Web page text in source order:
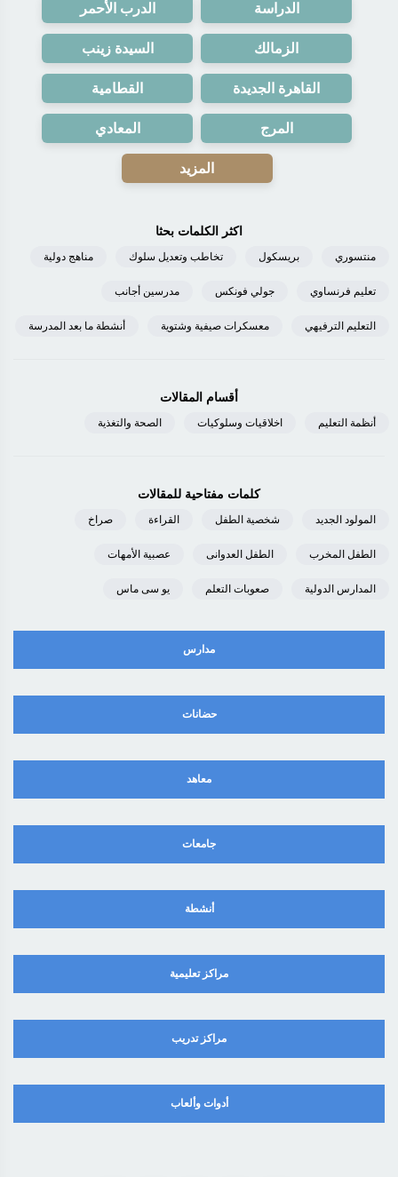
الدراسة الدرب الأحمر
الزمالك السيدة زينب
القاهرة الجديدة القطامية
المرج المعادي
المزيد
اكثر الكلمات بحثا
منتسوري بريسكول تخاطب وتعديل سلوك مناهج دولية
تعليم فرنساوي جولي فونكس مدرسين أجانب
التعليم الترفيهي معسكرات صيفية وشتوية أنشطة ما بعد المدرسة
أقسام المقالات
أنظمة التعليم اخلاقيات وسلوكيات الصحة والتغذية
كلمات مفتاحية للمقالات
المولود الجديد شخصية الطفل القراءة صراخ
الطفل المخرب الطفل العدوانى عصبية الأمهات
المدارس الدولية صعوبات التعلم يو سى ماس
مدارس
حضانات
معاهد
جامعات
أنشطة
مراكز تعليمية
مراكز تدريب
أدوات وألعاب